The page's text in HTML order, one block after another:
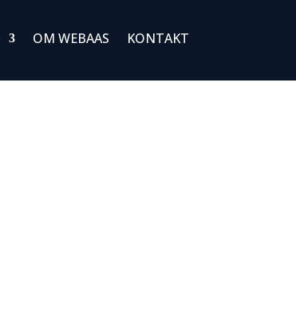
OM WEBAAS KONTAKT